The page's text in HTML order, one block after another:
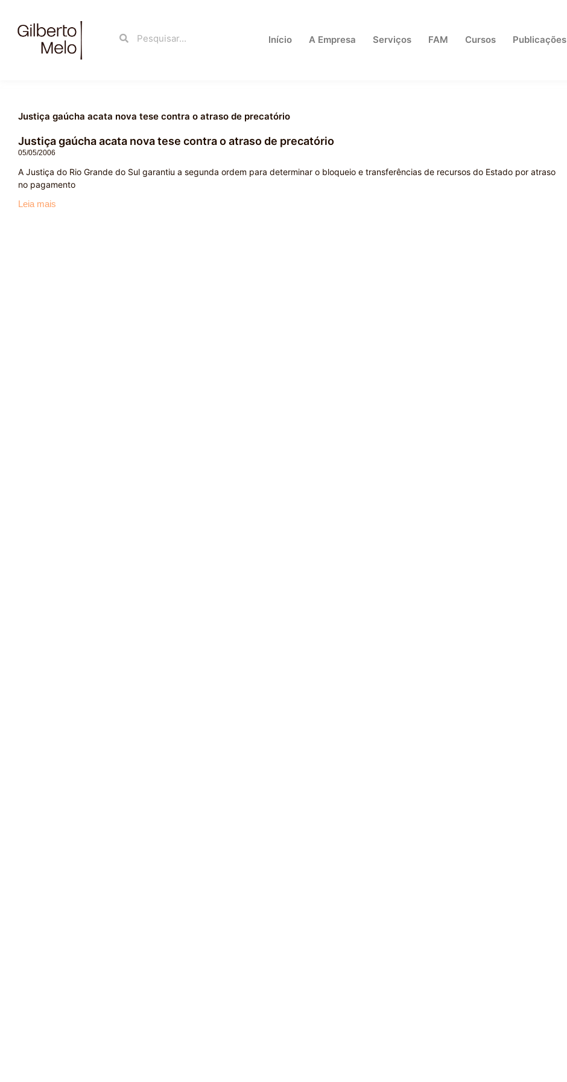
SearchSearch
Início A Empresa Serviços FAM Cursos Publicações
Justiça gaúcha acata nova tese contra o atraso de precatório
Justiça gaúcha acata nova tese contra o atraso de precatório
05/05/2006
A Justiça do Rio Grande do Sul garantiu a segunda ordem para determinar o bloqueio e transferências de recursos do Estado por atraso
no pagamento
Leia mais